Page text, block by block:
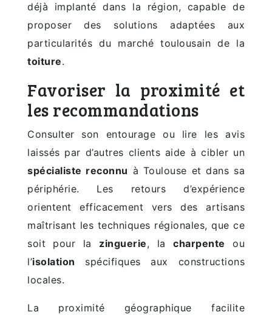
déjà implanté dans la région, capable de
proposer des solutions adaptées aux
particularités du marché toulousain de la
toiture.
Favoriser la proximité et
les recommandations
Consulter son entourage ou lire les avis
laissés par d’autres clients aide à cibler un
spécialiste reconnu à Toulouse et dans sa
périphérie. Les retours d’expérience
orientent efficacement vers des artisans
maîtrisant les techniques régionales, que ce
soit pour la zinguerie, lacharpente ou
l’isolation spécifiques aux constructions
locales.
La proximité géographique facilite